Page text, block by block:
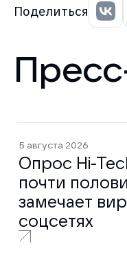
Поделиться
5 августа 2026
Опрос Hi-
почти
замечает
соцсетях